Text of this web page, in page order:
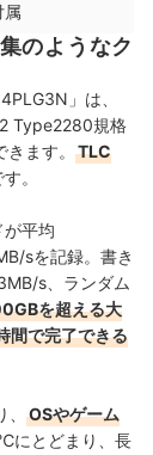
属
のようなク
」は、
Type2280規格
ます。
TLC
。
平均
sを記録。書き
s、ランダム
を超える大
間で完了できる
OSやゲーム
にとどまり、長